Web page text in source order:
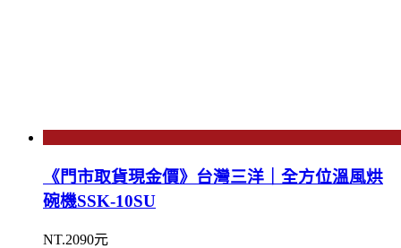
《門市取貨現金價》台灣三洋｜全方位溫風烘
碗機SSK-10SU
NT.2090元